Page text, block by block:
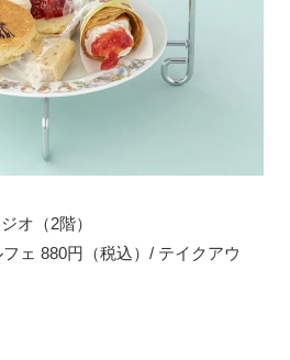
オ（2階）
ェ 880円（税込）/ テイクアウ